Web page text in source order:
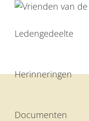
inhoudLedengedeelte
Herinneringen
Documenten